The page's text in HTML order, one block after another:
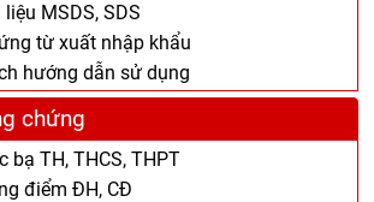
MSDS, SDS
từ xuất nhập khẩu
hướng dẫn sử dụng
chứng
bạ TH, THCS, THPT
điểm ĐH, CĐ